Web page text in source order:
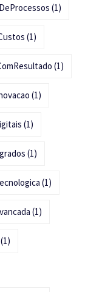
(1)
(1)
(1)
(1)
(1)
(1)
(1)
(1)
(1)